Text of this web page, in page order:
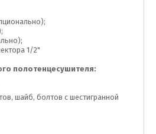
1/2"
полотенцесушителя:
шайб, болтов с шестигранной